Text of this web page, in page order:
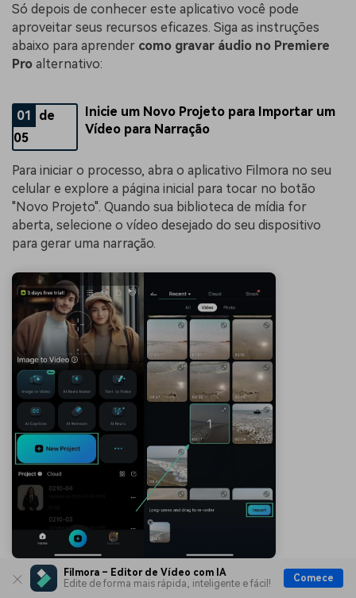
Filmora – Editor de Vídeo com IA
Edite de forma mais rápida, inteligente e fácil!
Comece
Só depois de conhecer este aplicativo você pode
aproveitar seus recursos eficazes. Siga as instruções
abaixo para aprender como gravar áudio no Premiere
Pro alternativo:
01
de
05
Inicie um Novo Projeto para Importar um
Vídeo para Narração
Para iniciar o processo, abra o aplicativo Filmora no seu
celular e explore a página inicial para tocar no botão
"Novo Projeto". Quando sua biblioteca de mídia for
aberta, selecione o vídeo desejado do seu dispositivo
para gerar uma narração.